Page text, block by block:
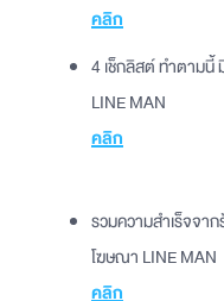
คลิก
4 เช็กลิสต์ ทำตามนี้
LINE MAN
คลิก
รวมความสำเร็จจา
โฆษณา LINE MAN
คลิก